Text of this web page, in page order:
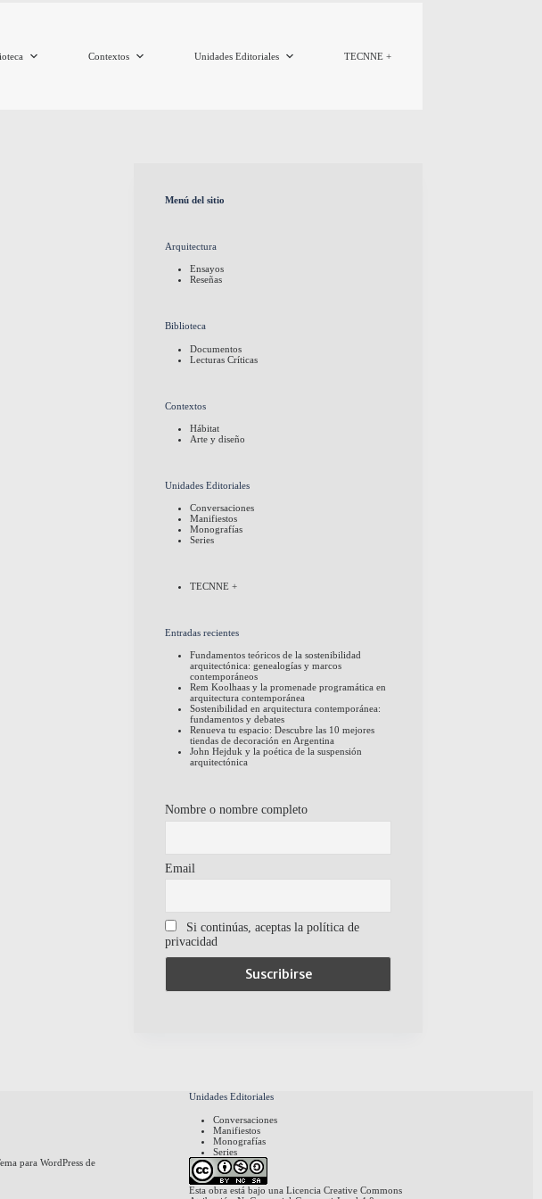
Contextos Unidades Editoriales TECNNE +
Menú del sitio
Arquitectura
Ensayos
Reseñas
Biblioteca
Documentos
Lecturas Críticas
Contextos
Hábitat
Arte y diseño
Unidades Editoriales
Conversaciones
Manifiestos
Monografías
Series
TECNNE +
Entradas recientes
Fundamentos teóricos de la sostenibilidad
arquitectónica: genealogías y marcos
contemporáneos
Rem Koolhaas y la promenade programática en
arquitectura contemporánea
Sostenibilidad en arquitectura contemporánea:
fundamentos y debates
Renueva tu espacio: Descubre las 10 mejores
tiendas de decoración en Argentina
John Hejduk y la poética de la suspensión
arquitectónica
Nombre o nombre completo
Email
Si continúas, aceptas la política de
privacidad
Unidades Editoriales
Conversaciones
Manifiestos
Monografías
Series
para WordPress de
Esta obra está bajo una Licencia Creative Commons